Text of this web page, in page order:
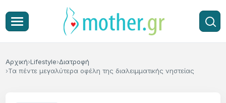
Αρχική Lifestyle Διατροφή
Τα πέντε μεγαλύτερα οφέλη της διαλειμματικής νηστείας